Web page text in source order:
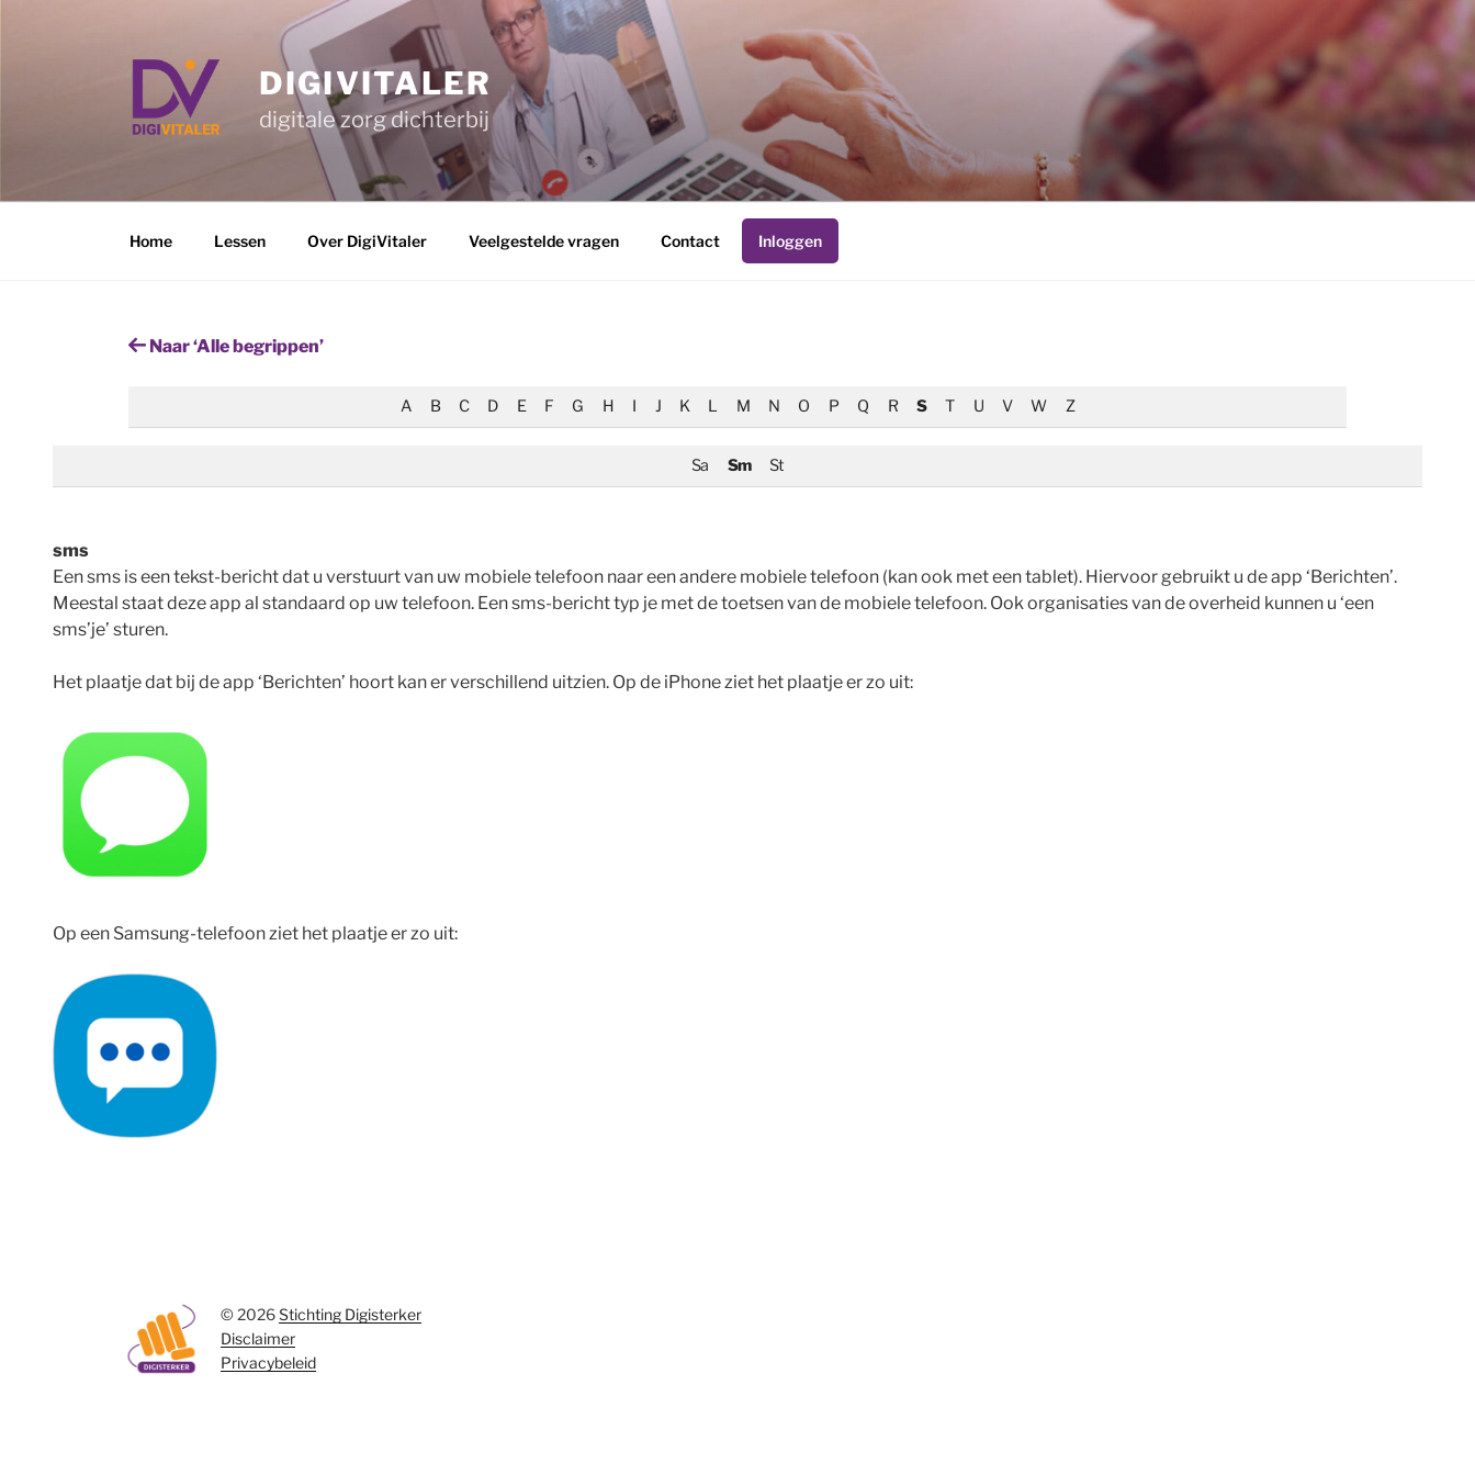
DIGIVITALER
digitale zorg dichterbij
Home Lessen Over DigiVitaler Veelgestelde vragen Contact Inloggen
Naar ‘Alle begrippen’
A B C D E F G H I J K L M N O P Q R S T U V W Z
Sa Sm St
sms
Een sms is een tekst-bericht dat u verstuurt van uw mobiele telefoon naar een andere mobiele telefoon (kan ook met een tablet). Hiervoor gebruikt u de app ‘Berichten’.
Meestal staat deze app al standaard op uw telefoon. Een sms-bericht typ je met de toetsen van de mobiele telefoon. Ook organisaties van de overheid kunnen u ‘een
sms’je’ sturen.
Het plaatje dat bij de app ‘Berichten’ hoort kan er verschillend uitzien. Op de iPhone ziet het plaatje er zo uit:
Op een Samsung-telefoon ziet het plaatje er zo uit:
© 2026Stichting Digisterker
Disclaimer
Privacybeleid